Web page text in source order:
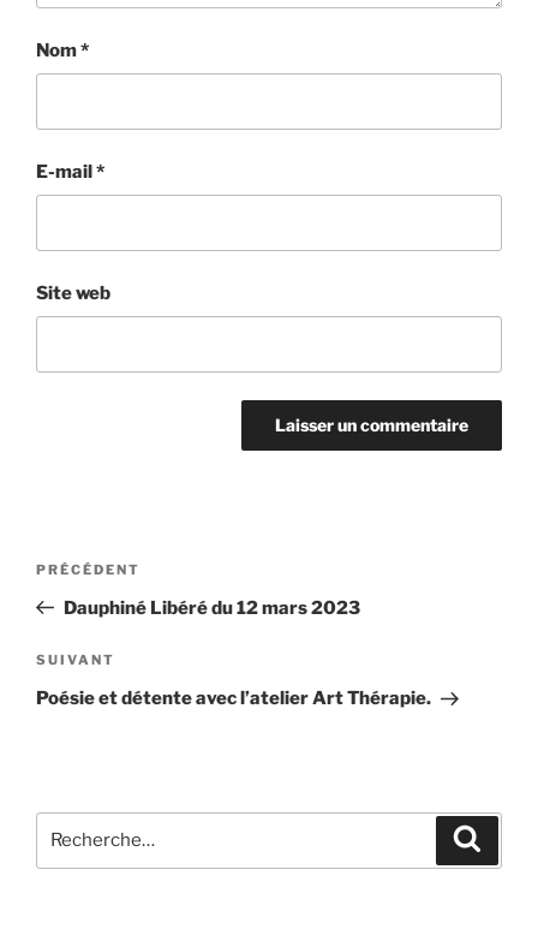
Nom*
E-mail*
Site web
Navigation
l’article
Article
précédent
PRÉCÉDENT
Dauphiné Libéré du 12 mars 2023
Article
suivant
SUIVANT
Poésie et détente avec l’atelier Art Thérapie.
pour